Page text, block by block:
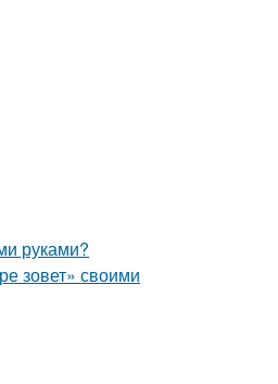
руками?
зовет» своими